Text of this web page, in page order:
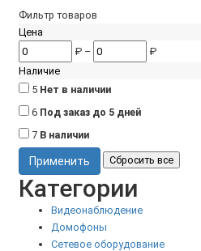
Фильтр товаров
Цена
₽ –
₽
Наличие
5 Нет в наличии
6 Под заказ до 5 дней
7 В наличии
Категории
Видеонаблюдение
Домофоны
Сетевое оборудование